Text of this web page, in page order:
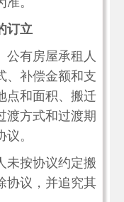
订立
公有房屋承租人
、补偿金额和支
点和面积、搬迁
渡方式和过渡期
。
未按协议约定搬
协议，并追究其